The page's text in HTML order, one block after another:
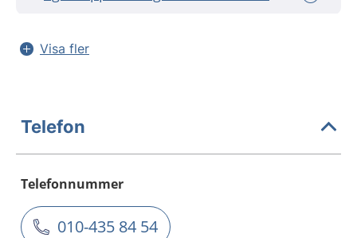
Visa fler
Telefon
Telefonnummer
010-435 84 54